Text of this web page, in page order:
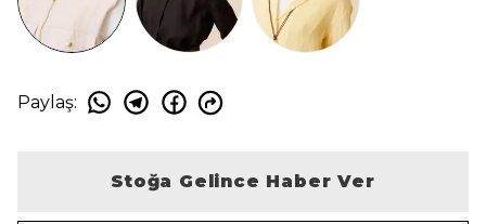
Paylaş:
Stoğa Gelince Haber Ver